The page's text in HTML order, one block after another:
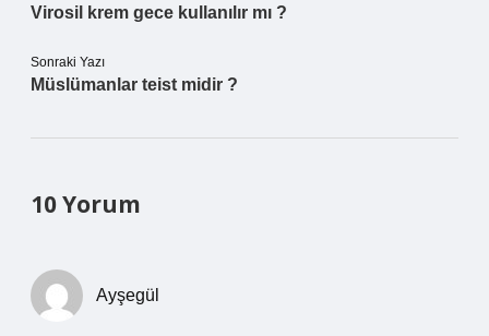
Virosil krem gece kullanılır mı ?
Sonraki Yazı
Müslümanlar teist midir ?
10 Yorum
Ayşegül